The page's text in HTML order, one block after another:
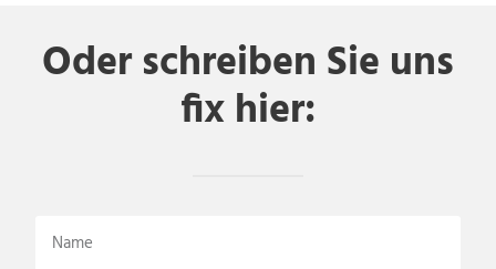
Oder schreiben Sie uns
fix hier: